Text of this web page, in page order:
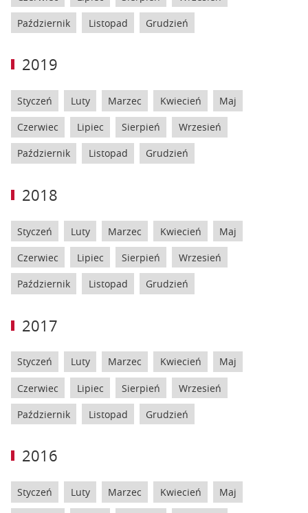
Październik Listopad Grudzień
2019
Styczeń Luty Marzec Kwiecień Maj
Czerwiec Lipiec Sierpień Wrzesień
Październik Listopad Grudzień
2018
Styczeń Luty Marzec Kwiecień Maj
Czerwiec Lipiec Sierpień Wrzesień
Październik Listopad Grudzień
2017
Styczeń Luty Marzec Kwiecień Maj
Czerwiec Lipiec Sierpień Wrzesień
Październik Listopad Grudzień
2016
Styczeń Luty Marzec Kwiecień Maj